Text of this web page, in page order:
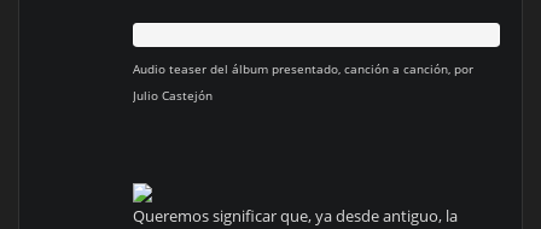
Audio teaser del álbum presentado, canción a canción, por
Julio Castejón
Queremos significar que, ya desde antiguo, la